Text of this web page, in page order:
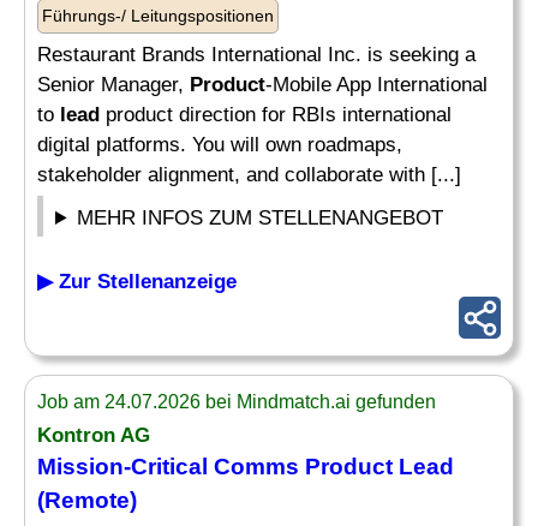
Führungs-/ Leitungspositionen
Restaurant Brands International Inc. is seeking a
Senior Manager, Product-Mobile App International
to lead product direction for RBIs international
digital platforms. You will own roadmaps,
stakeholder alignment, and collaborate with [...]
MEHR INFOS ZUM STELLENANGEBOT
▶ Zur Stellenanzeige
Job am 24.07.2026 bei Mindmatch.ai gefunden
Kontron AG
Mission-Critical Comms Product Lead
(Remote)